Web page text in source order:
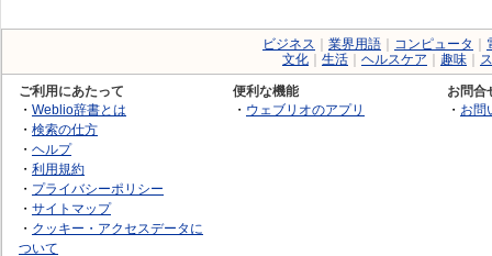
ビジネス 業界用語 コンピュータ
文化
生活 ヘルスケア 趣味
ご利用にあたって
・ Weblio辞書とは
・ 検索の仕方
・ ヘルプ
・ 利用規約
・ プライバシーポリシー
・ サイトマップ
・ クッキー・アクセスデータに
ついて
便利な機能
・ ウェブリオのアプリ
お問合
・ お問